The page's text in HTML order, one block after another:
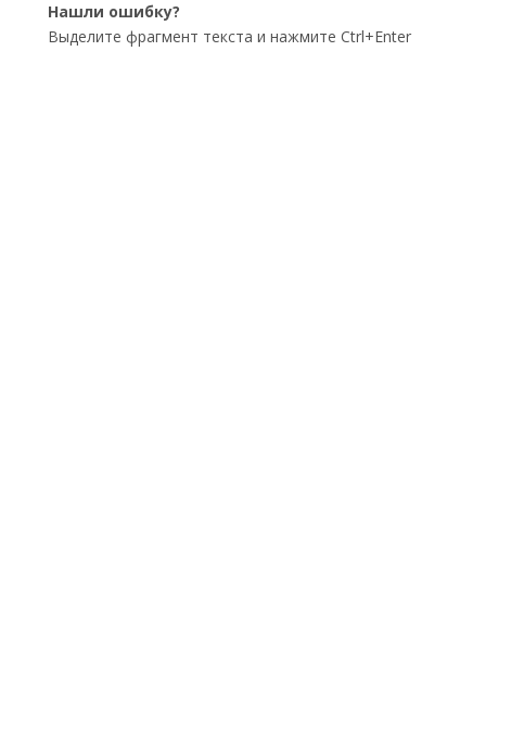
Нашли ошибку?
Выделите фрагмент текста и нажмите Ctrl+Enter